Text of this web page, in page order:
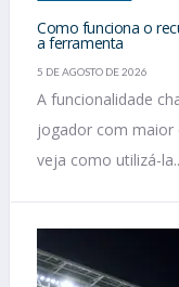
Como funciona o
a ferramenta
5 DE AGOSTO DE 2026
A funcionalidade
jogador com maior
veja como utilizá-